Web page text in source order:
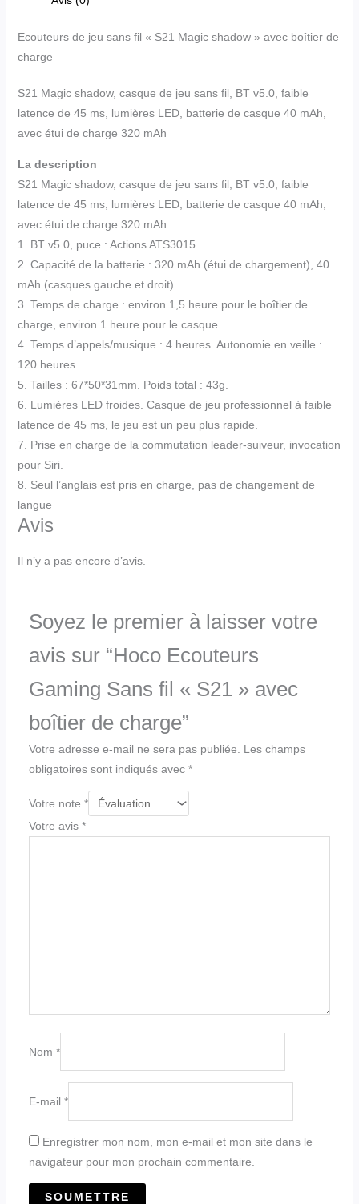
Ecouteurs de jeu sans fil « S21 Magic shadow » avec boîtier de
charge
S21 Magic shadow, casque de jeu sans fil, BT v5.0, faible
latence de 45 ms, lumières LED, batterie de casque 40 mAh,
avec étui de charge 320 mAh
La description
S21 Magic shadow, casque de jeu sans fil, BT v5.0, faible
latence de 45 ms, lumières LED, batterie de casque 40 mAh,
avec étui de charge 320 mAh
1. BT v5.0, puce : Actions ATS3015.
2. Capacité de la batterie : 320 mAh (étui de chargement), 40
mAh (casques gauche et droit).
3. Temps de charge : environ 1,5 heure pour le boîtier de
charge, environ 1 heure pour le casque.
4. Temps d’appels/musique : 4 heures. Autonomie en veille :
120 heures.
5. Tailles : 67*50*31mm. Poids total : 43g.
6. Lumières LED froides. Casque de jeu professionnel à faible
latence de 45 ms, le jeu est un peu plus rapide.
7. Prise en charge de la commutation leader-suiveur, invocation
pour Siri.
8. Seul l’anglais est pris en charge, pas de changement de
langue
Avis
Il n’y a pas encore d’avis.
Soyez le premier à laisser votre
avis sur “Hoco Ecouteurs
Gaming Sans fil « S21 » avec
boîtier de charge”
Votre adresse e-mail ne sera pas publiée.
Les champs
obligatoires sont indiqués avec *
Votre note *
Votre avis *
Nom *
E-mail *
Enregistrer mon nom, mon e-mail et mon site dans le
navigateur pour mon prochain commentaire.